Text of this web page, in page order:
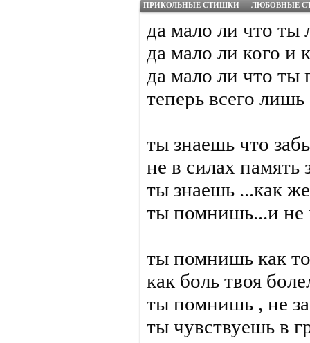
ПРИКОЛЬНЫЕ СТИШКИ — ЛЮБОВНЫЕ
да мало ли что ты
да мало ли кого и
да мало ли что ты
теперь всего
ты знаешь что
не в силах память
ты знаешь ...как
ты помнишь...и не
ты помнишь как
как боль твоя
ты помнишь , не
ты чувствуешь в